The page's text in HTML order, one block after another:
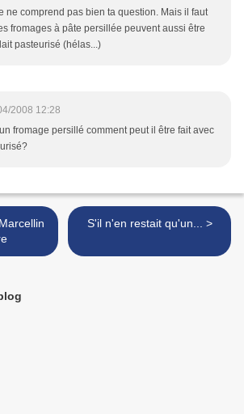
ne comprend pas bien ta question. Mais il faut
fromages à pâte persillée peuvent aussi être
pasteurisé (hélas...)
2008 12:28
fromage persillé comment peut il être fait avec
S'il n'en restait qu'un... >